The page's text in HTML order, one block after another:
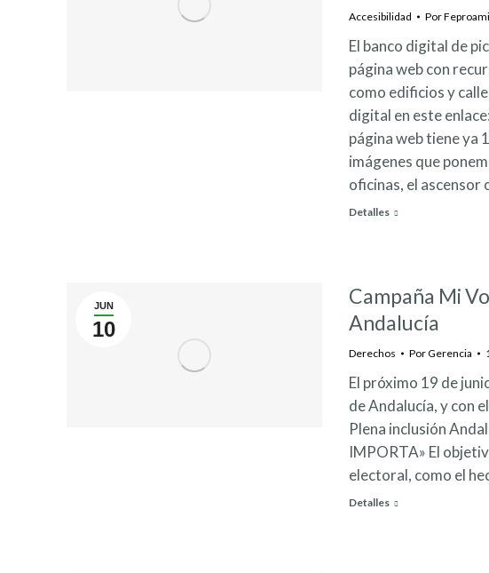
Accesibilidad PorFeproami
El banco digital de
página web con
como edificios y
digital en este
página web tiene ya
imágenes que
oficinas, el ascensor
Detalles
JUN
10
Campaña Mi
Andalucía
Derechos PorGerencia
El próximo 19 de
de Andalucía, y con
Plena inclusión
IMPORTA» El
electoral, como el
Detalles